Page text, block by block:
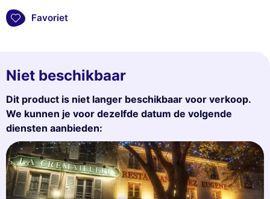
Favoriet
Niet beschikbaar
Dit product is niet langer beschikbaar voor verkoop.
We kunnen je voor dezelfde datum de volgende
diensten aanbieden: